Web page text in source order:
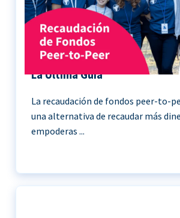
Recaudación de Fondos
La Última Guía
La recaudación de fondos peer-to-
una alternativa de recaudar más
empoderas ...